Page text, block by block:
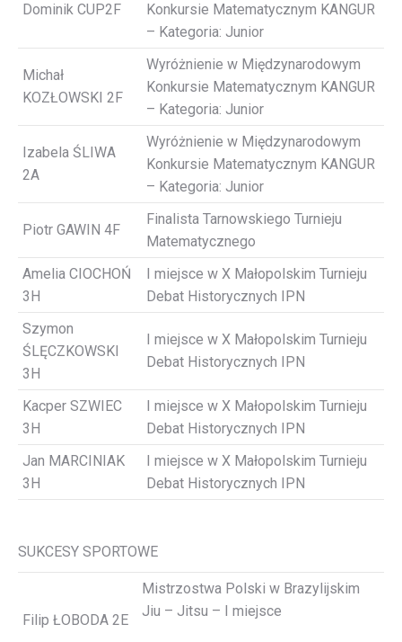
Dominik CUP2F
Konkursie Matematycznym KANGUR
– Kategoria: Junior
Michał
KOZŁOWSKI 2F
Wyróżnienie w Międzynarodowym
Konkursie Matematycznym KANGUR
– Kategoria: Junior
Izabela ŚLIWA
2A
Wyróżnienie w Międzynarodowym
Konkursie Matematycznym KANGUR
– Kategoria: Junior
Piotr GAWIN 4F
Finalista Tarnowskiego Turnieju
Matematycznego
Amelia CIOCHOŃ
3H
I miejsce w X Małopolskim Turnieju
Debat Historycznych IPN
Szymon
ŚLĘCZKOWSKI
3H
I miejsce w X Małopolskim Turnieju
Debat Historycznych IPN
Kacper SZWIEC
3H
I miejsce w X Małopolskim Turnieju
Debat Historycznych IPN
Jan MARCINIAK
3H
I miejsce w X Małopolskim Turnieju
Debat Historycznych IPN
SUKCESY SPORTOWE
Filip ŁOBODA 2E
Mistrzostwa Polski w Brazylijskim
Jiu – Jitsu – I miejsce